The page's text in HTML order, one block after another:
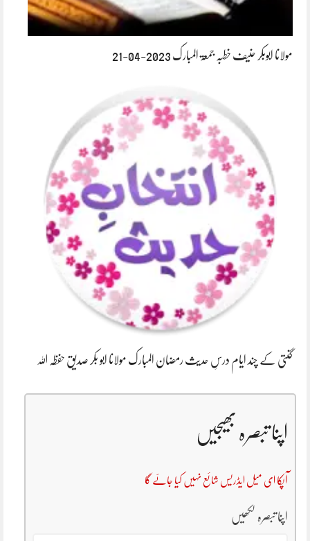
مولانا ابوبکر حنیف خطبہ جمعۃ المبارک 2023-04-21
گنتی کے چند ایام درسِ حدیث رمضان المبارک مولانا ابو بکر صدیق حفظہ اللہ
اپنا تبصرہ بھیجیں
آپکا ای میل ایڈریس شائع نہیں کیا جائے گا
اپنا تبصرہ لکھیں